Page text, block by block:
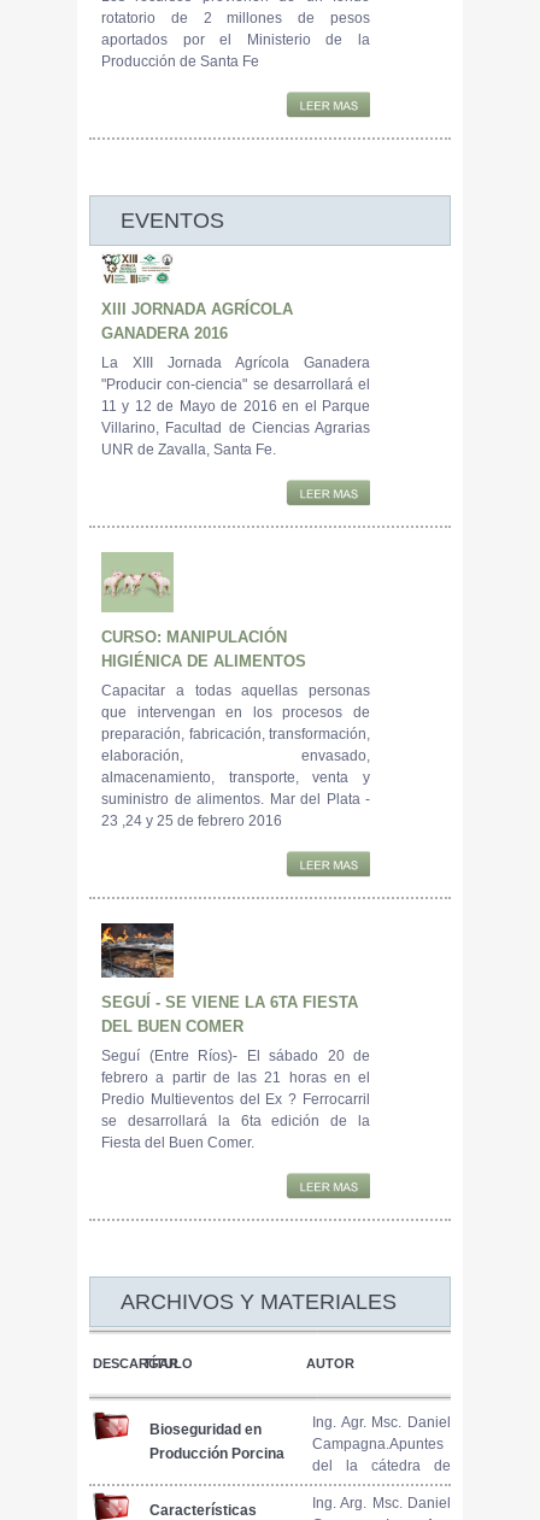
rotatorio de 2 millones de pesos
aportados por el Ministerio de la
Producción de Santa Fe
EVENTOS
XIII JORNADA AGRÍCOLA
GANADERA 2016
La XIII Jornada Agrícola Ganadera
"Producir con-ciencia" se desarrollará el
11 y 12 de Mayo de 2016 en el Parque
Villarino, Facultad de Ciencias Agrarias
UNR de Zavalla, Santa Fe.
CURSO: MANIPULACIÓN
HIGIÉNICA DE ALIMENTOS
Capacitar a todas aquellas personas
que intervengan en los procesos de
preparación, fabricación, transformación,
elaboración, envasado,
almacenamiento, transporte, venta y
suministro de alimentos. Mar del Plata -
23 ,24 y 25 de febrero 2016
SEGUÍ - SE VIENE LA 6TA FIESTA
DEL BUEN COMER
Seguí (Entre Ríos)- El sábado 20 de
febrero a partir de las 21 horas en el
Predio Multieventos del Ex ? Ferrocarril
se desarrollará la 6ta edición de la
Fiesta del Buen Comer.
ARCHIVOS Y MATERIALES
DESCARGAR
TÍTULO AUTOR
Bioseguridad en
Producción Porcina
Ing. Agr. Msc. Daniel
Campagna.Apuntes
del la cátedra de
Sistemas de
Producción Animal
Características
Ing. Arg. Msc. Daniel